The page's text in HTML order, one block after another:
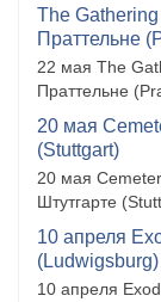
The
Праттельне
22 мая The
Праттельне
20 мая
(Stuttgart)
20 мая
Штутгарте
10 апреля
(Ludwigsburg)
10 апреля